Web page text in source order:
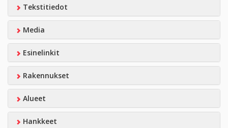
Tekstitiedot
Media
Esinelinkit
Rakennukset
Alueet
Hankkeet